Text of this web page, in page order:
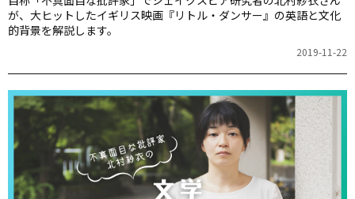
が、大ヒットしたイギリス映画『リトル・ダンサー』の英語と文化
的背景を解説します。
2019-11-22